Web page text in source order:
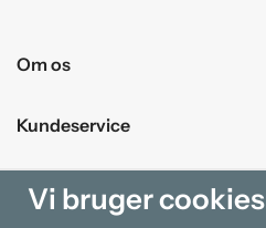
Om os
Kundeservice
Handle ind
Vi bruger cookies